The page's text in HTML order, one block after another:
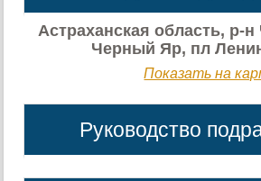
Астраханская область, р-
Черный Яр, пл
Показать на
Руководство